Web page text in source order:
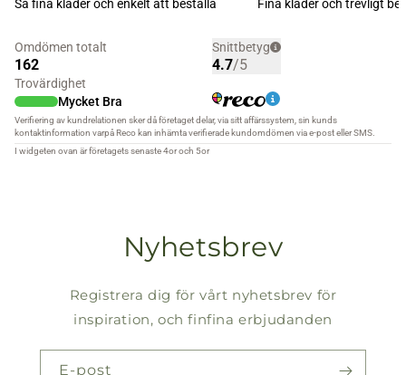
Nyhetsbrev
Registrera dig för vårt nyhetsbrev för
inspiration, och finfina erbjudanden
E-post